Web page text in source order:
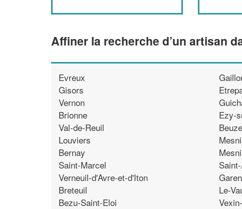
Affiner la recherche d’un artisan
Evreux
Gisors
Vernon
Brionne
Val-de-Reuil
Louviers
Bernay
Saint-Marcel
Verneuil-d'Avre-et-d'Iton
Breteuil
Bezu-Saint-Eloi
Ezy-
Le-